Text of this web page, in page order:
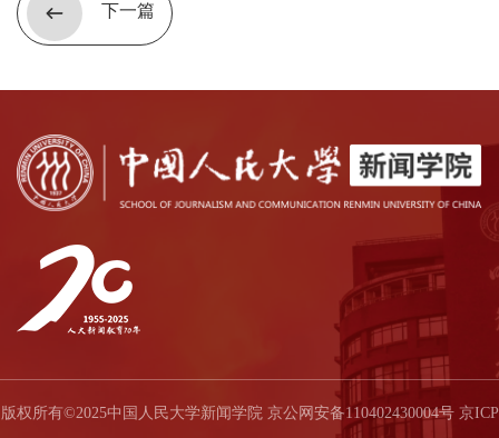
下一篇
版权所有©2025中国人民大学新闻学院 京公网安备110402430004号 京ICP